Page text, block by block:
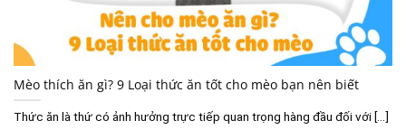
Mèo thích ăn gì? 9 Loại thức ăn tốt cho mèo bạn nên biết
Thức ăn là thứ có ảnh hưởng trực tiếp quan trọng hàng đầu đối với [...]